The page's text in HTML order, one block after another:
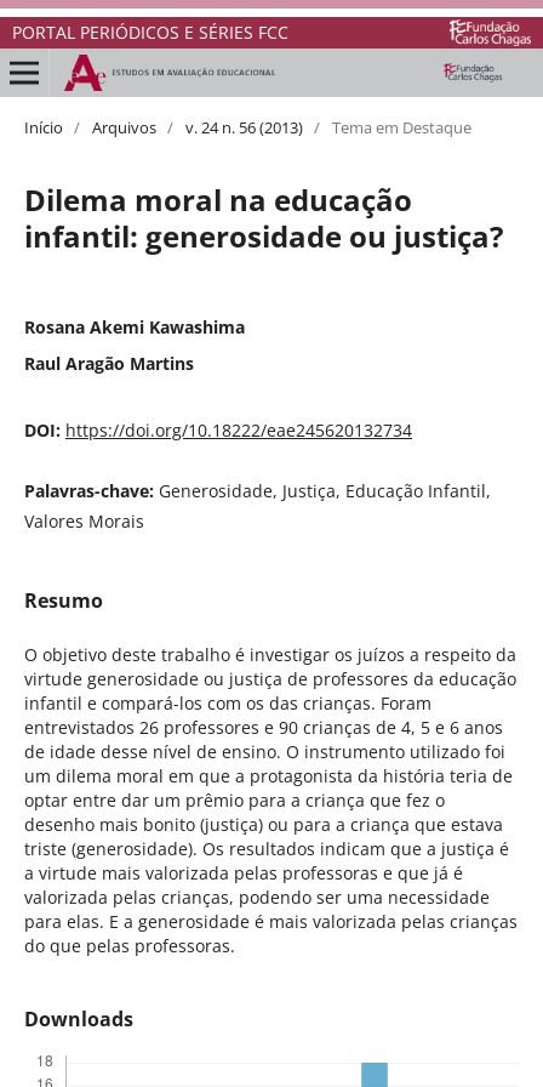
PORTAL PERIÓDICOS E SÉRIES FCC
Início / Arquivos / v. 24 n. 56 (2013) / Tema em Destaque
Dilema moral na educação
infantil: generosidade ou justiça?
Rosana Akemi Kawashima
Raul Aragão Martins
DOI: https://doi.org/10.18222/eae245620132734
Palavras-chave: Generosidade, Justiça, Educação Infantil,
Valores Morais
Resumo
O objetivo deste trabalho é investigar os juízos a respeito da
virtude generosidade ou justiça de professores da educação
infantil e compará-los com os das crianças. Foram
entrevistados 26 professores e 90 crianças de 4, 5 e 6 anos
de idade desse nível de ensino. O instrumento utilizado foi
um dilema moral em que a protagonista da história teria de
optar entre dar um prêmio para a criança que fez o
desenho mais bonito (justiça) ou para a criança que estava
triste (generosidade). Os resultados indicam que a justiça é
a virtude mais valorizada pelas professoras e que já é
valorizada pelas crianças, podendo ser uma necessidade
para elas. E a generosidade é mais valorizada pelas crianças
do que pelas professoras.
Downloads